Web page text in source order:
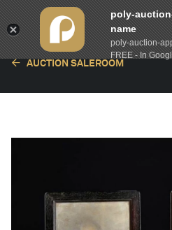
AUCTION SALEROOM
poly-
name
poly-auction-
FREE - In